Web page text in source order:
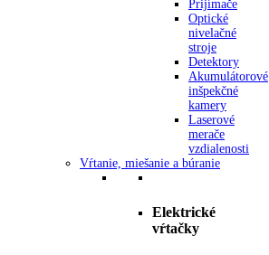
Prijímače
Optické
nivelačné
stroje
Detektory
Akumulátorové
inšpekčné
kamery
Laserové
merače
vzdialenosti
Vŕtanie, miešanie a búranie
Elektrické
vŕtačky